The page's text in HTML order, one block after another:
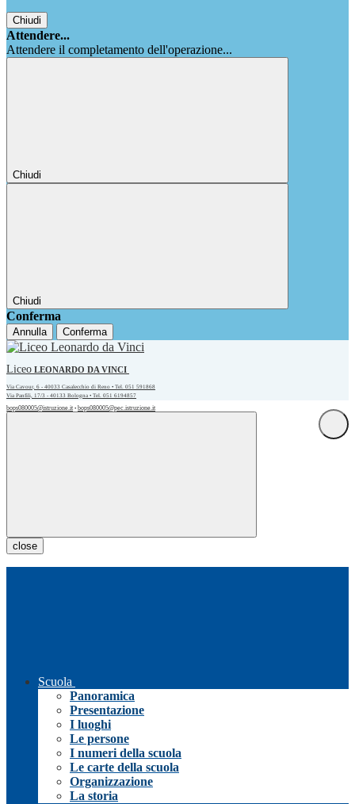
Chiudi
Attendere...
Attendere il completamento dell'operazione...
Chiudi
Chiudi
Conferma
Annulla Conferma
Liceo LEONARDO DA VINCI
Via Cavour, 6 - 40033 Casalecchio di Reno • Tel. 051 591868
Via Panfili, 17/3 - 40133 Bologna • Tel. 051 6194857
bops080005@istruzione.it • bops080005@pec.istruzione.it
close
Scuola
Panoramica
Presentazione
I luoghi
Le persone
I numeri della scuola
Le carte della scuola
Organizzazione
La storia